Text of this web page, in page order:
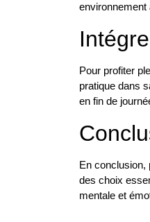
environnement
Pour profiter
pratique dans
en fin de
En conclusion,
des choix
mentale et